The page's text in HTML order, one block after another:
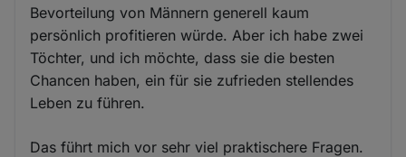
Bevorteilung von Männern generell kaum
persönlich profitieren würde. Aber ich habe zwei
Töchter, und ich möchte, dass sie die besten
Chancen haben, ein für sie zufrieden stellendes
Leben zu führen.
Das führt mich vor sehr viel praktischere Fragen.